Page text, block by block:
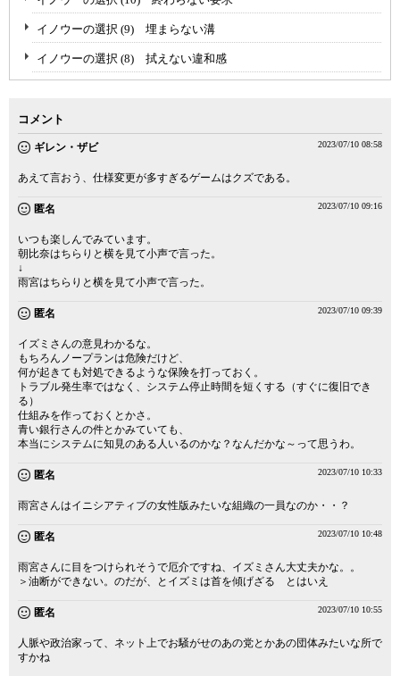
イノウーの選択 (9) 埋まらない溝
イノウーの選択 (8) 拭えない違和感
コメント
ギレン・ザビ 2023/07/10 08:58
あえて言おう、仕様変更が多すぎるゲームはクズである。
匿名 2023/07/10 09:16
いつも楽しんでみています。
朝比奈はちらりと横を見て小声で言った。
↓
雨宮はちらりと横を見て小声で言った。
匿名 2023/07/10 09:39
イズミさんの意見わかるな。
もちろんノープランは危険だけど、
何が起きても対処できるような保険を打っておく。
トラブル発生率ではなく、システム停止時間を短くする（すぐに復旧でき
る）
仕組みを作っておくとかさ。
青い銀行さんの件とかみていても、
本当にシステムに知見のある人いるのかな？なんだかな～って思うわ。
匿名 2023/07/10 10:33
雨宮さんはイニシアティブの女性版みたいな組織の一員なのか・・？
匿名 2023/07/10 10:48
雨宮さんに目をつけられそうで厄介ですね、イズミさん大丈夫かな。。
＞油断ができない。のだが、とイズミは首を傾げざる とはいえ
匿名 2023/07/10 10:55
人脈や政治家って、ネット上でお騒がせのあの党とかあの団体みたいな所で
すかね